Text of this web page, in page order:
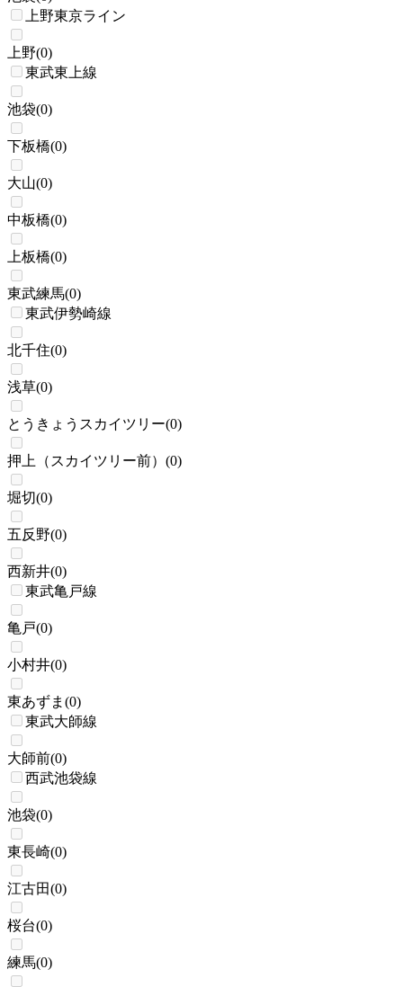
上野東京ライン
上野(0)
東武東上線
池袋(0)
下板橋(0)
大山(0)
中板橋(0)
上板橋(0)
東武練馬(0)
東武伊勢崎線
北千住(0)
浅草(0)
とうきょうスカイツリー(0)
押上（スカイツリー前） (0)
堀切(0)
五反野(0)
西新井(0)
東武亀戸線
亀戸(0)
小村井(0)
東あずま (0)
東武大師線
大師前(0)
西武池袋線
池袋(0)
東長崎(0)
江古田(0)
桜台(0)
練馬(0)